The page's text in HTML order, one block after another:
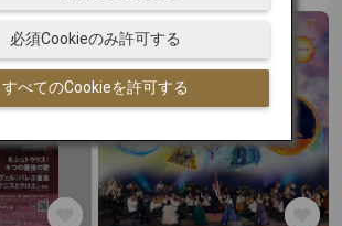
すべてのCookieを許可する
必須Cookieのみ許可する